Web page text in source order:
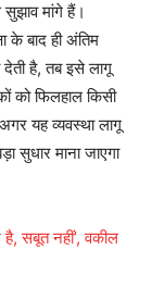
मांगे हैं।
के बाद ही अंतिम
देती है, तब इसे लागू
को फिलहाल किसी
यह व्यवस्था लागू
सुधार माना जाएगा
सबूत नहीं’, वकील